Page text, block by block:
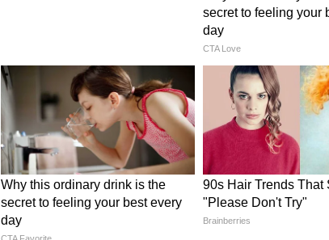
হরমুজ় প্রণালীকে ঘিরে পাল্টাপাল্টি অবস্থান
অনিশ্চয়তা বাড়াতে পারে বলে মনে করছেন
পরিবহণ হয়। ফলে এই রুটে কোনও ধরনের বাধা বা
আন্তর্জাতিক বাজারের নজর কেড়েছে।
ইরানকে কেন্দ্র করে উত্তেজনা
প্রসঙ্গত, ফেব্রুয়ারির শেষ দিকে ইরানকে কেন্দ্র করে
হামলার আবহে হরমুজ় প্রণালীতে জাহাজ চলাচলও
আনতে ওই অঞ্চলে নিরাপত্তা বাড়ায় আমেরিকা।
পথে হাঁটলেও সাম্প্রতিক ঘটনাবলির জেরে সেই শান্তি